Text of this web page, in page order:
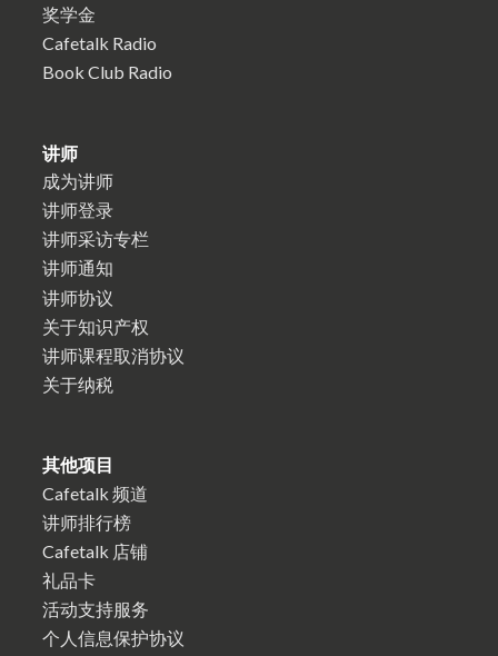
奖学金
Cafetalk Radio
Book Club Radio
讲师
成为讲师
讲师登录
讲师采访专栏
讲师通知
讲师协议
关于知识产权
讲师课程取消协议
关于纳税
其他项目
Cafetalk 频道
讲师排行榜
Cafetalk 店铺
礼品卡
活动支持服务
个人信息保护协议